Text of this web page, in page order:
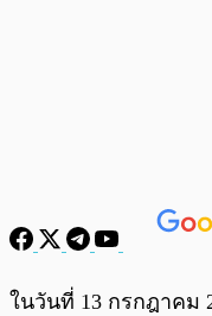
พร้อมเล่น
ในวันที่ 13 กรกฎาคม